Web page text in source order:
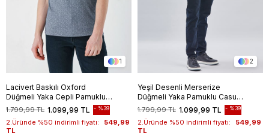
1
Lacivert Baskılı Oxford
Düğmeli Yaka Cepli Pamuklu
Casual Slim Fit Dar Kesim
Tişört 1011240177
1.099,99 TL
1.799,99 TL %39
2.Üründe %50 indirimli fiyatı:
549,99
TL
2
Yeşil Desenli Merserize
Düğmeli Yaka Pamuklu Casual
Slim Fit Dar Kesim Tişört
1011240160
1.099,99 TL
1.799,99 TL %39
2.Üründe %50 indirimli fiyatı:
549,99
TL